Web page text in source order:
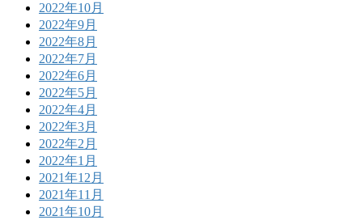
2022年10月
2022年9月
2022年8月
2022年7月
2022年6月
2022年5月
2022年4月
2022年3月
2022年2月
2022年1月
2021年12月
2021年11月
2021年10月